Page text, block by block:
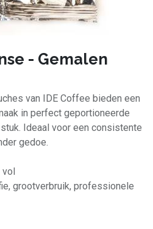
- Gemalen
van IDE Coffee bieden een
in perfect geportioneerde
Ideaal voor een consistente
gedoe.
vol
grootverbruik, professionele